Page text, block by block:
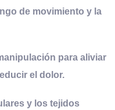
de movimiento y la
para aliviar
el dolor.
y los tejidos